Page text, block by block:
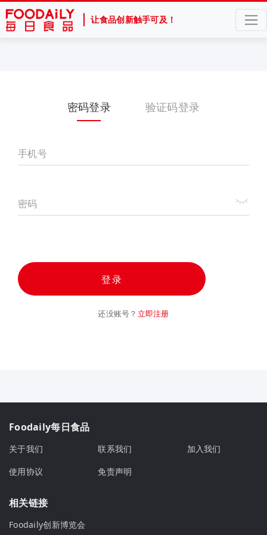
让食品创新触手可及！
密码登录 验证码登录
手机号
密码
登录
还没账号？ 立即注册
Foodaily每日食品
关于我们 联系我们
加入我们
使用协议
免责声明
相关链接
Foodaily创新博览会